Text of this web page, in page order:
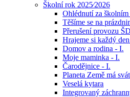
Školní rok 2025⁄2026
Ohlédnutí za
Těšíme se na
Přerušení provozu ŠD
Hrajeme si každý
Domov a rodina - I.
Moje maminka - I.
Čarodějnice - I.
Planeta Země má
Veselá kytara
Integrovaný